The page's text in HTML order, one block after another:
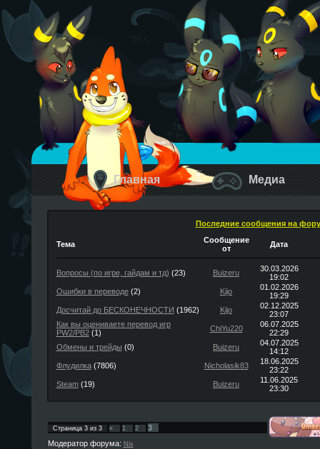
Главная Медиа
Последние сообщения на
Тема
Сообщение
от
Дата
Вопросы (по игре, гайдам и тд) (23) Buizeru
30.03.2026
19:02
Ошибки в переводе(2) Kijo
01.02.2026
19:29
Досчитай до БЕСКОНЕЧНОСТИ (1962) Kijo
02.12.2025
23:07
Как вы оцениваете перевод игр
PW2/PB2(1) ChiYu220
06.07.2025
22:29
Обмены и трейды (0) Buizeru
04.07.2025
14:12
Флудилка(7806) Nicholasik83
18.06.2025
23:22
Steam(19) Buizeru
11.06.2025
23:30
Страница 3из 3 « 1 2
3
Модератор форума: Nix